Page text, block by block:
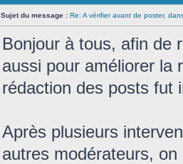
Sujet du message : Re: A vérifier avant de poster,
Bonjour à tous, afin de
aussi pour améliorer la
rédaction des posts fut
Après plusieurs
autres modérateurs,